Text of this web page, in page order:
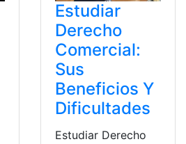
Estudiar
Derecho
Comercial:
Sus
Beneficios Y
Dificultades
Estudiar Derecho